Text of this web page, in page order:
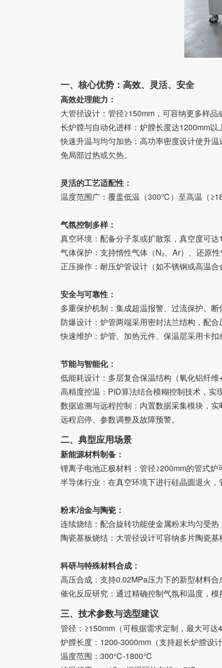
一、核心优势：高效、灵活、安全
高效处理能力：
大管径设计：管径≥150mm，可容纳更多样
长炉膛与自动化进样：炉膛长度达1200mm
快速升温与均匀加热：高功率密度设计使升
免局部过热或欠热。
灵活的工艺适配性：
温度范围广：覆盖低温（300℃）至高温（
气氛控制多样：
真空环境：配备分子泵或扩散泵，真空度可
气体保护：支持惰性气体（N₂、Ar）、还原
正压操作：耐压炉管设计（如不锈钢或高温
安全与可靠性：
多重保护机制：集成超温报警、过流保护、
防爆设计：炉管两端采用密封法兰结构，配
快速维护：炉管、加热元件、保温层采用卡
节能与智能化：
低能耗设计：多层复合保温结构（氧化铝纤
高精度控温：PID算法结合模糊控制技术，
数据追溯与远程控制：内置数据采集模块，
远程启停、参数调整及故障预警。
二、典型应用场景
新能源材料制备：
锂离子电池正极材料：管径≥200mm的管式
半导体行业：在真空环境下进行硅晶圆退火
粉末冶金与陶瓷：
连续烧结：配合旋转功能使金属粉末均匀受
陶瓷基板烧结：大管径设计可容纳多片陶瓷
科研与特殊材料合成：
高压合成：支持0.02MPa压力下的新型材料
催化反应研究：通过精确控制气氛和温度，
三、技术参数与选型建议
管径：≥150mm（可根据需求定制，最大可达
炉膛长度：1200-3000mm（支持超长炉膛设
温度范围：300℃-1800℃